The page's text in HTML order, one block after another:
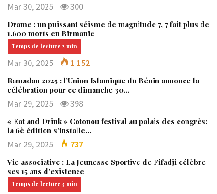
Mar 30, 2025 300
Drame : un puissant séisme de magnitude 7, 7 fait plus de
1.600 morts en Birmanie
Mar 30, 2025 1 152
Ramadan 2025 : l’Union Islamique du Bénin annonce la
célébration pour ce dimanche 30…
Mar 29, 2025 398
« Eat and Drink » Cotonou festival au palais des congrès:
la 6è édition s’installe…
Mar 29, 2025 737
Vie associative : La Jeunesse Sportive de Fifadji célèbre
ses 15 ans d’existence